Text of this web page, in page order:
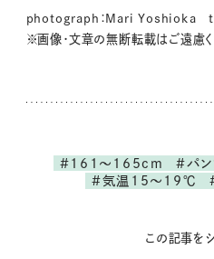
photograph：Mari Yoshioka
※画像・文章の無断転載はご遠慮く
#161～165cm #パン
#気温15～19℃
この記事を